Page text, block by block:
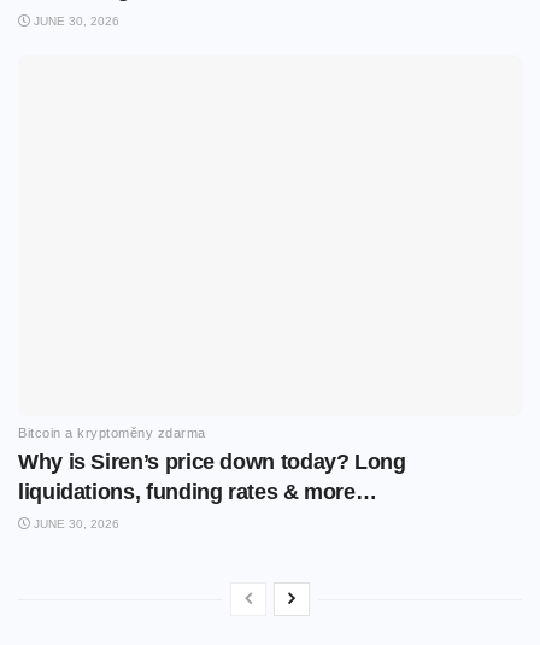
JUNE 30, 2026
Bitcoin a kryptoměny zdarma
Why is Siren’s price down today? Long
liquidations, funding rates & more…
JUNE 30, 2026